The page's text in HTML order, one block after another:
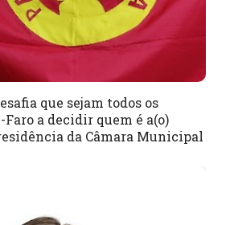
que sejam todos os
a decidir quem é a(o)
da Câmara Municipal